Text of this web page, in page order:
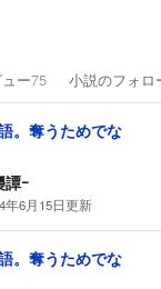
ー75 小説のフォロ
。奪うためでな
譚ｰ
年6月15日更新
。奪うためでな